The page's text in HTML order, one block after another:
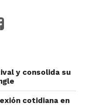
y consolida su
cotidiana en